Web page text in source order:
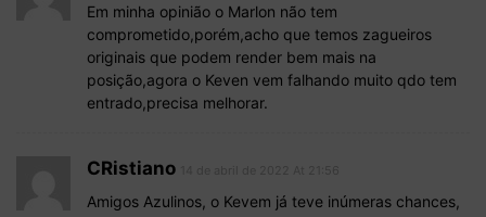
Em minha opinião o Marlon não tem
comprometido,porém,acho que temos zagueiros
originais que podem render bem mais na
posição,agora o Keven vem falhando muito qdo tem
entrado,precisa melhorar.
CRistiano
Amigos Azulinos, o Kevem já teve inúmeras chances,